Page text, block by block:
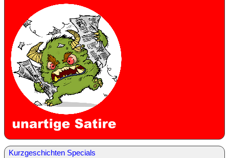
Kurzgeschichten Specials